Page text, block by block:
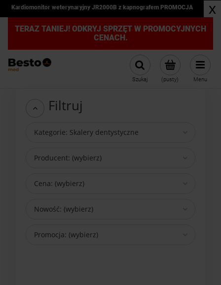
Kardiomonitor weterynaryjny JR2000B z kapnografem PROMOCJA x
TERAZ TANIEJ! ODKRYJ SPRZĘT W PROMOCYJNYCH
CENACH.
(pusty)
Szukaj Menu
Filtruj
Kategorie: Skalery dentystyczne
Producent: (wybierz)
Cena: (wybierz)
Nowość: (wybierz)
Promocja: (wybierz)